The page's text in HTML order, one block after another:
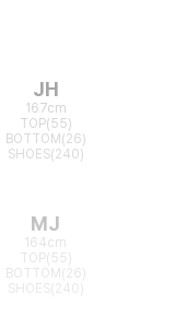
JH
167cm
TOP(55)
BOTTOM(26)
SHOES(240)
MJ
164cm
TOP(55)
BOTTOM(26)